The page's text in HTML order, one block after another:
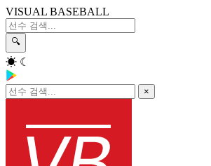
VISUAL BASEBALL
🔍
☀ ☾
×